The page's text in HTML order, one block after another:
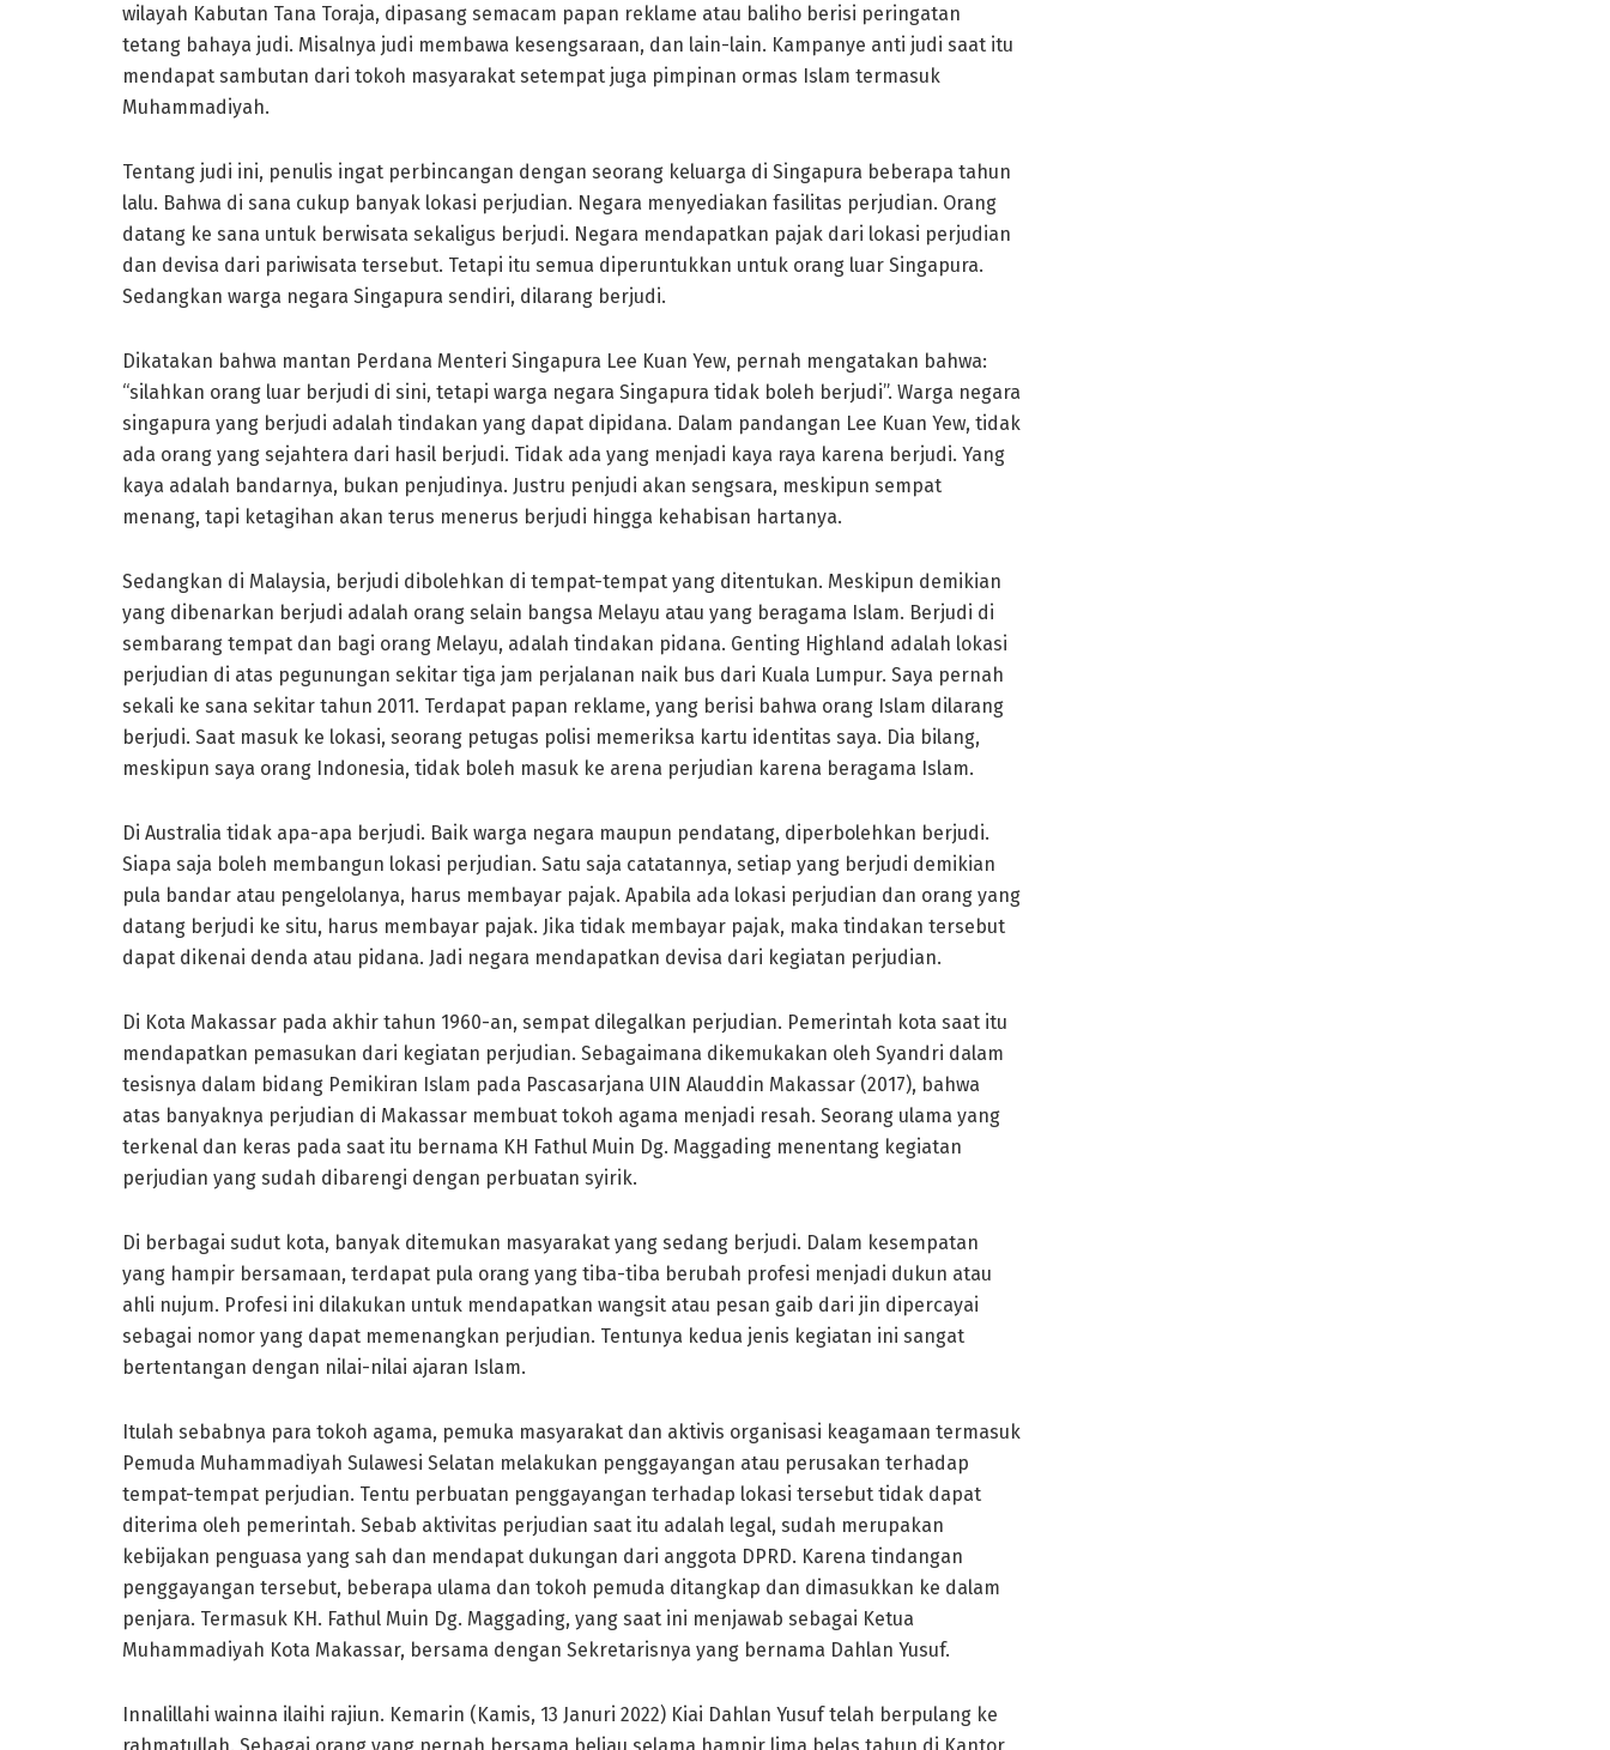
wilayah Kabutan Tana Toraja, dipasang semacam papan reklame atau baliho berisi peringatan
tetang bahaya judi. Misalnya judi membawa kesengsaraan, dan lain-lain. Kampanye anti judi saat itu
mendapat sambutan dari tokoh masyarakat setempat juga pimpinan ormas Islam termasuk
Muhammadiyah.
Tentang judi ini, penulis ingat perbincangan dengan seorang keluarga di Singapura beberapa tahun
lalu. Bahwa di sana cukup banyak lokasi perjudian. Negara menyediakan fasilitas perjudian. Orang
datang ke sana untuk berwisata sekaligus berjudi. Negara mendapatkan pajak dari lokasi perjudian
dan devisa dari pariwisata tersebut. Tetapi itu semua diperuntukkan untuk orang luar Singapura.
Sedangkan warga negara Singapura sendiri, dilarang berjudi.
Dikatakan bahwa mantan Perdana Menteri Singapura Lee Kuan Yew, pernah mengatakan bahwa:
“silahkan orang luar berjudi di sini, tetapi warga negara Singapura tidak boleh berjudi”. Warga negara
singapura yang berjudi adalah tindakan yang dapat dipidana. Dalam pandangan Lee Kuan Yew, tidak
ada orang yang sejahtera dari hasil berjudi. Tidak ada yang menjadi kaya raya karena berjudi. Yang
kaya adalah bandarnya, bukan penjudinya. Justru penjudi akan sengsara, meskipun sempat
menang, tapi ketagihan akan terus menerus berjudi hingga kehabisan hartanya.
Sedangkan di Malaysia, berjudi dibolehkan di tempat-tempat yang ditentukan. Meskipun demikian
yang dibenarkan berjudi adalah orang selain bangsa Melayu atau yang beragama Islam. Berjudi di
sembarang tempat dan bagi orang Melayu, adalah tindakan pidana. Genting Highland adalah lokasi
perjudian di atas pegunungan sekitar tiga jam perjalanan naik bus dari Kuala Lumpur. Saya pernah
sekali ke sana sekitar tahun 2011. Terdapat papan reklame, yang berisi bahwa orang Islam dilarang
berjudi. Saat masuk ke lokasi, seorang petugas polisi memeriksa kartu identitas saya. Dia bilang,
meskipun saya orang Indonesia, tidak boleh masuk ke arena perjudian karena beragama Islam.
Di Australia tidak apa-apa berjudi. Baik warga negara maupun pendatang, diperbolehkan berjudi.
Siapa saja boleh membangun lokasi perjudian. Satu saja catatannya, setiap yang berjudi demikian
pula bandar atau pengelolanya, harus membayar pajak. Apabila ada lokasi perjudian dan orang yang
datang berjudi ke situ, harus membayar pajak. Jika tidak membayar pajak, maka tindakan tersebut
dapat dikenai denda atau pidana. Jadi negara mendapatkan devisa dari kegiatan perjudian.
Di Kota Makassar pada akhir tahun 1960-an, sempat dilegalkan perjudian. Pemerintah kota saat itu
mendapatkan pemasukan dari kegiatan perjudian. Sebagaimana dikemukakan oleh Syandri dalam
tesisnya dalam bidang Pemikiran Islam pada Pascasarjana UIN Alauddin Makassar (2017), bahwa
atas banyaknya perjudian di Makassar membuat tokoh agama menjadi resah. Seorang ulama yang
terkenal dan keras pada saat itu bernama KH Fathul Muin Dg. Maggading menentang kegiatan
perjudian yang sudah dibarengi dengan perbuatan syirik.
Di berbagai sudut kota, banyak ditemukan masyarakat yang sedang berjudi. Dalam kesempatan
yang hampir bersamaan, terdapat pula orang yang tiba-tiba berubah profesi menjadi dukun atau
ahli nujum. Profesi ini dilakukan untuk mendapatkan wangsit atau pesan gaib dari jin dipercayai
sebagai nomor yang dapat memenangkan perjudian. Tentunya kedua jenis kegiatan ini sangat
bertentangan dengan nilai-nilai ajaran Islam.
Itulah sebabnya para tokoh agama, pemuka masyarakat dan aktivis organisasi keagamaan termasuk
Pemuda Muhammadiyah Sulawesi Selatan melakukan penggayangan atau perusakan terhadap
tempat-tempat perjudian. Tentu perbuatan penggayangan terhadap lokasi tersebut tidak dapat
diterima oleh pemerintah. Sebab aktivitas perjudian saat itu adalah legal, sudah merupakan
kebijakan penguasa yang sah dan mendapat dukungan dari anggota DPRD. Karena tindangan
penggayangan tersebut, beberapa ulama dan tokoh pemuda ditangkap dan dimasukkan ke dalam
penjara. Termasuk KH. Fathul Muin Dg. Maggading, yang saat ini menjawab sebagai Ketua
Muhammadiyah Kota Makassar, bersama dengan Sekretarisnya yang bernama Dahlan Yusuf.
Innalillahi wainna ilaihi rajiun. Kemarin (Kamis, 13 Januri 2022) Kiai Dahlan Yusuf telah berpulang ke